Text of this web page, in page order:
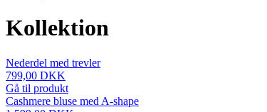
Kollektion
Nederdel med trevler
799,00 DKK
Gå til produkt
Cashmere bluse med A-shape